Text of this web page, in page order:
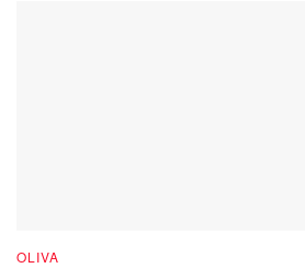
OLIVA